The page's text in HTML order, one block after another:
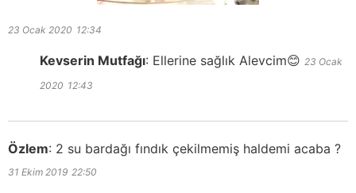
23 Ocak 2020 12:34
Kevserin Mutfağı: Ellerine sağlık Alevcim😊 23 Ocak
2020 12:43
Özlem: 2 su bardağı fındık çekilmemiş haldemi acaba ?
31 Ekim 2019 22:50